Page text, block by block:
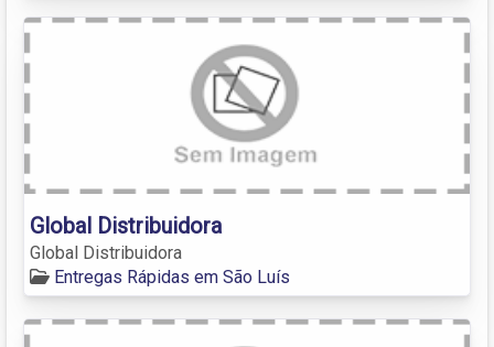
Global Distribuidora
Global Distribuidora
Entregas Rápidas em São Luís